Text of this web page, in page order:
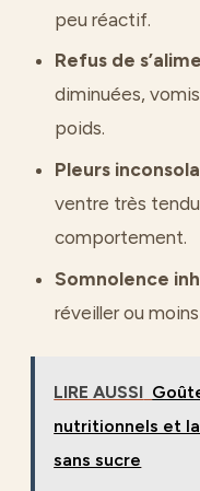
peu réactif.
Refus de
diminuées,
poids.
Pleurs
ventre très
comportement.
Somnolence
réveiller ou
LIRE AUSSI
nutritionnels et
sans sucre